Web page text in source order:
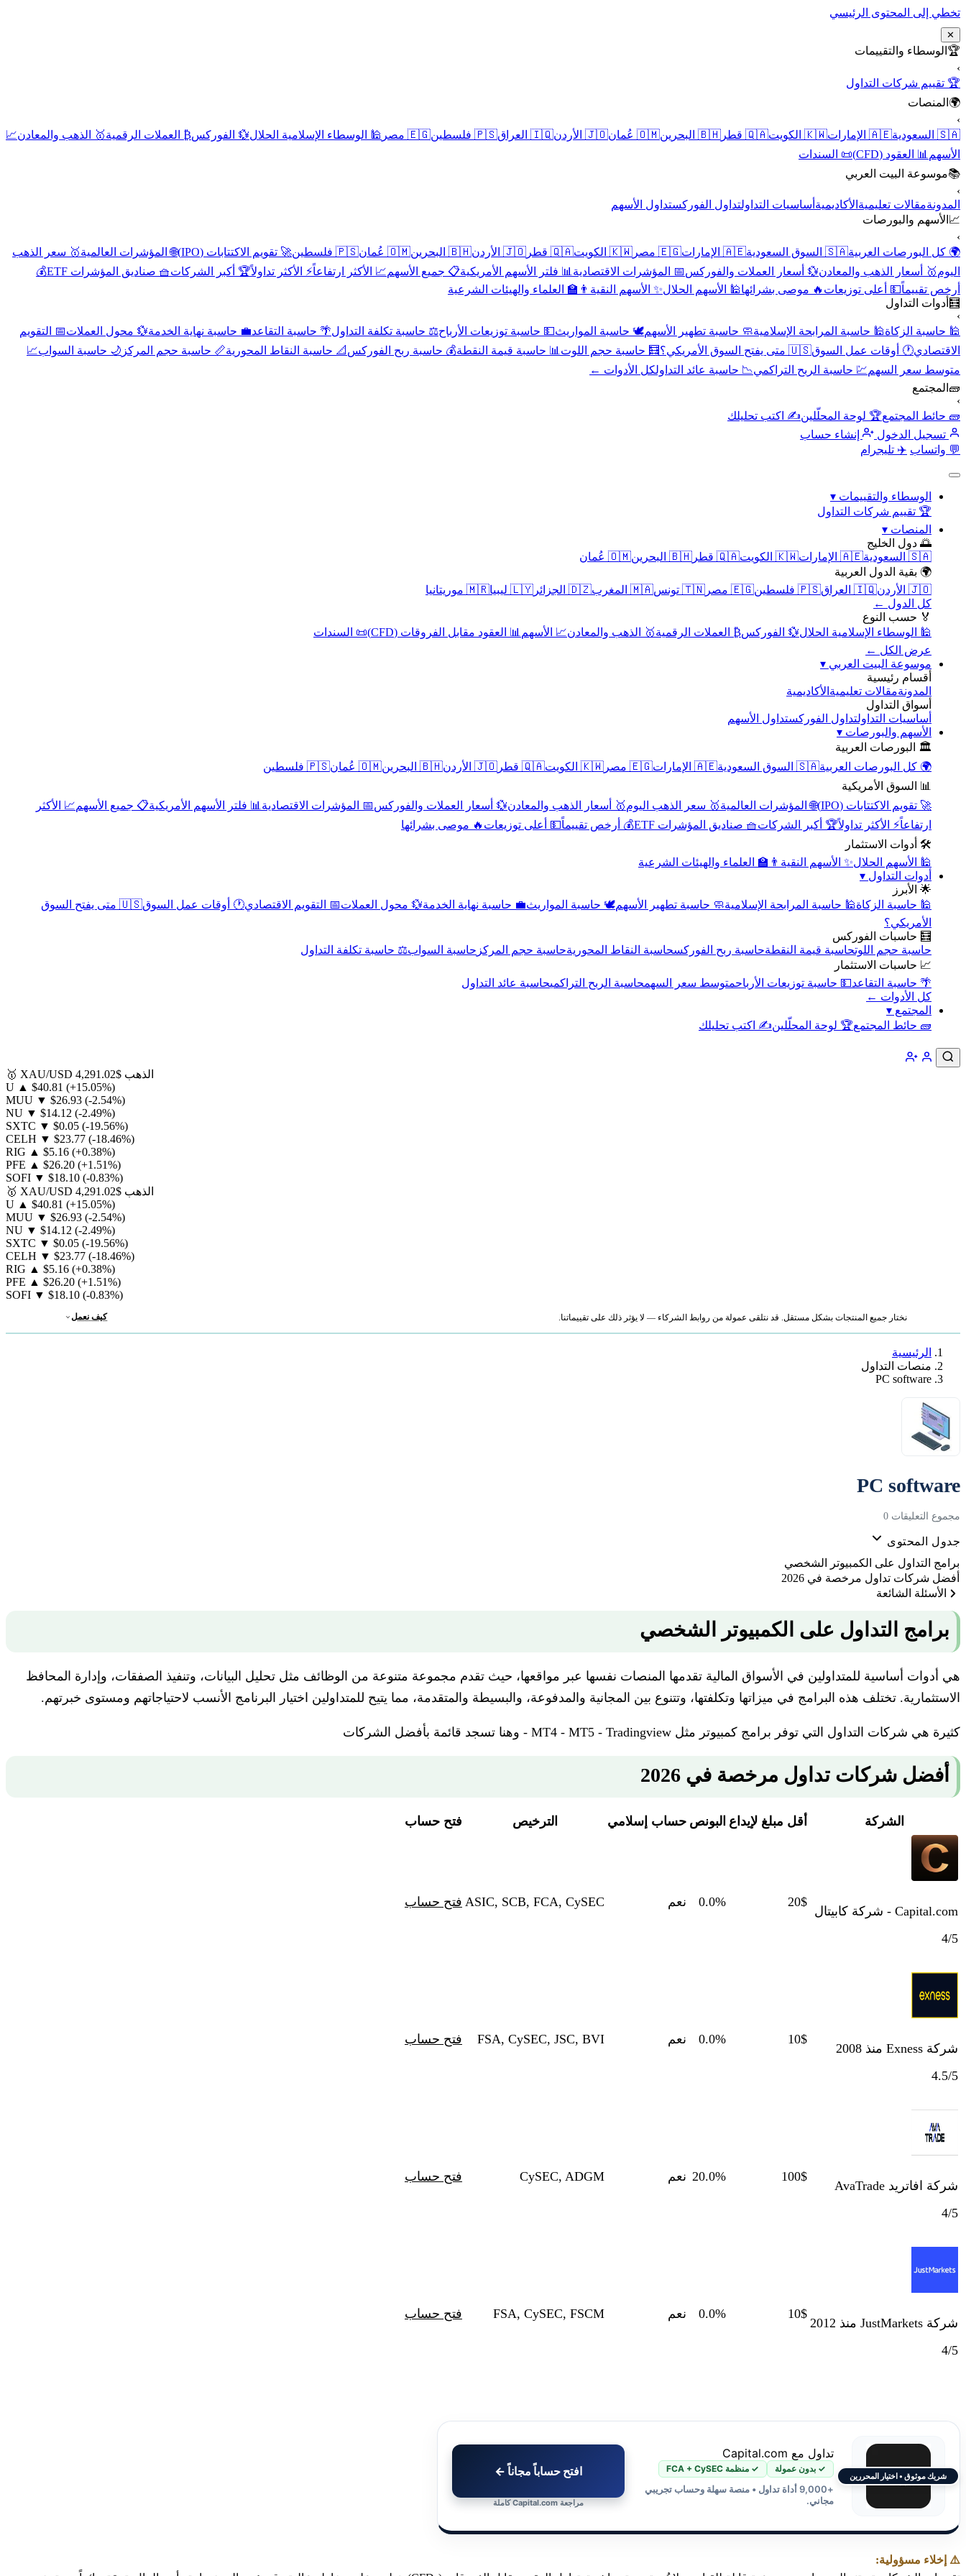
تخطي إلى المحتوى الرئيسي
✕
🏆 الوسطاء والتقييمات
›
🏆 تقييم شركات التداول
🌍 المنصات
›
🇸🇦 السعودية
🇦🇪 الإمارات 🇰🇼 الكويت 🇶🇦 قطر 🇧🇭 البحرين 🇴🇲 عُمان 🇯🇴 الأردن 🇮🇶 العراق 🇵🇸 فلسطين 🇪🇬 مصر 🕌 الوسطاء الإسلامية الحلال💱 الفوركس₿ العملات الرقمية🥇 الذهب والمعادن📈
الأسهم 📊 العقود (CFD)
📜 السندات
📚موسوعة البيت العربي
›
المدونةمقالات تعليمية الأكاديمية أساسيات التداولتداول الفوركستداول الأسهم
📈 الأسهم والبورصات
›
🌍 كل البورصات العربية🇸🇦 السوق السعودية 🇦🇪 الإمارات 🇪🇬 مصر 🇰🇼 الكويت 🇶🇦 قطر 🇯🇴 الأردن 🇧🇭 البحرين 🇴🇲 عُمان 🇵🇸 فلسطين 🚀 تقويم الاكتتابات (IPO) 🌐 المؤشرات العالمية🥇 سعر الذهب
اليوم🥇 أسعار الذهب والمعادن💱 أسعار العملات والفوركس📅 المؤشرات الاقتصادية 📊 فلتر الأسهم الأمريكية📋 جميع الأسهم📈 الأكثر ارتفاعاً⚡ الأكثر تداولاً🏆 أكبر الشركات🧺 صناديق المؤشرات ETF
💰
أرخص تقييماً💵 أعلى توزيعات 🔥 موصى بشرائها🕌 الأسهم الحلال✨ الأسهم النقية 👨‍🏫 العلماء والهيئات الشرعية
🧮 أدوات التداول
›
🕌 حاسبة الزكاة🕌 حاسبة المرابحة الإسلامية🧼 حاسبة تطهير الأسهم🕊️ حاسبة المواريث💵 حاسبة توزيعات الأرباح⚖️ حاسبة تكلفة التداول🌴 حاسبة التقاعد💼 حاسبة نهاية الخدمة💱 محول العملات📅 التقويم
الاقتصادي🕐 أوقات عمل السوق🇺🇸 متى يفتح السوق الأمريكي؟ 🧮 حاسبة حجم اللوت 📊 حاسبة قيمة النقطة💰 حاسبة ربح الفوركس 📐 حاسبة النقاط المحورية📏 حاسبة حجم المركز 🌙 حاسبة السواب📈
متوسط سعر السهم💹 حاسبة الربح التراكمي📉 حاسبة عائد التداولكل الأدوات ←
🧱 المجتمع
›
🧱 حائط المجتمع🏆 لوحة المحلّلين✍️ اكتب تحليلك
تسجيل الدخول
إنشاء حساب
💬 واتساب ✈️ تليجرام
الوسطاء والتقييمات ▾
🏆 تقييم شركات التداول
المنصات ▾
🌅 دول الخليج
🇸🇦 السعودية
🇦🇪 الإمارات 🇰🇼 الكويت 🇶🇦 قطر 🇧🇭 البحرين
🇴🇲 عُمان
🌍 بقية الدول العربية
🇯🇴 الأردن
🇮🇶 العراق 🇵🇸 فلسطين 🇪🇬 مصر 🇹🇳 تونس 🇲🇦 المغرب 🇩🇿 الجزائر 🇱🇾 ليبيا
🇲🇷 موريتانيا
كل الدول ←
🏅 حسب النوع
🕌 الوسطاء الإسلامية الحلال💱 الفوركس₿ العملات الرقمية🥇 الذهب والمعادن📈 الأسهم 📊 العقود مقابل الفروقات (CFD)
📜 السندات
عرض الكل ←
موسوعة البيت العربي ▾
أقسام رئيسية
المدونةمقالات تعليمية الأكاديمية
أسواق التداول
أساسيات التداولتداول الفوركستداول الأسهم
الأسهم والبورصات ▾
🏛️ البورصات العربية
🌍 كل البورصات العربية🇸🇦 السوق السعودية 🇦🇪 الإمارات 🇪🇬 مصر 🇰🇼 الكويت 🇶🇦 قطر 🇯🇴 الأردن 🇧🇭 البحرين 🇴🇲 عُمان
🇵🇸 فلسطين
📊 السوق الأمريكية
🚀 تقويم الاكتتابات (IPO)
🌐 المؤشرات العالمية🥇 سعر الذهب اليوم🥇 أسعار الذهب والمعادن💱 أسعار العملات والفوركس📅 المؤشرات الاقتصادية 📊 فلتر الأسهم الأمريكية📋 جميع الأسهم📈 الأكثر
ارتفاعاً⚡ الأكثر تداولاً🏆 أكبر الشركات🧺 صناديق المؤشرات ETF 💰 أرخص تقييماً💵 أعلى توزيعات 🔥 موصى بشرائها
🛠️ أدوات الاستثمار
🕌 الأسهم الحلال✨ الأسهم النقية 👨‍🏫 العلماء والهيئات الشرعية
أدوات التداول ▾
🌟 الأبرز
🕌 حاسبة الزكاة🕌 حاسبة المرابحة الإسلامية🧼 حاسبة تطهير الأسهم🕊️ حاسبة المواريث💼 حاسبة نهاية الخدمة💱 محول العملات📅 التقويم الاقتصادي🕐 أوقات عمل السوق
🇺🇸 متى يفتح السوق
الأمريكي؟
🧮 حاسبات الفوركس
حاسبة حجم اللوتحاسبة قيمة النقطةحاسبة ربح الفوركسحاسبة النقاط المحوريةحاسبة حجم المركز حاسبة السواب⚖️ حاسبة تكلفة التداول
📈 حاسبات الاستثمار
🌴 حاسبة التقاعد💵 حاسبة توزيعات الأرباحمتوسط سعر السهمحاسبة الربح التراكميحاسبة عائد التداول
كل الأدوات ←
المجتمع ▾
🧱 حائط المجتمع🏆 لوحة المحلّلين✍️ اكتب تحليلك
🥇 XAU/USD الذهب $4,291.02
U ▲ $40.81 (+15.05%)
MUU ▼ $26.93 (-2.54%)
NU ▼ $14.12 (-2.49%)
SXTC ▼ $0.05 (-19.56%)
CELH ▼ $23.77 (-18.46%)
RIG ▲ $5.16 (+0.38%)
PFE ▲ $26.20 (+1.51%)
SOFI ▼ $18.10 (-0.83%)
🥇 XAU/USD الذهب $4,291.02
U ▲ $40.81 (+15.05%)
MUU ▼ $26.93 (-2.54%)
NU ▼ $14.12 (-2.49%)
SXTC ▼ $0.05 (-19.56%)
CELH ▼ $23.77 (-18.46%)
RIG ▲ $5.16 (+0.38%)
PFE ▲ $26.20 (+1.51%)
SOFI ▼ $18.10 (-0.83%)
نختار جميع المنتجات بشكل مستقل. قد نتلقى عمولة من روابط الشركاء — لا يؤثر ذلك على تقييماتنا. كيف نعمل
الرئيسية
منصات التداول
PC software
PC software
مجموع التعليقات 0
جدول المحتوى
برامج التداول على الكمبيوتر الشخصي
أفضل شركات تداول مرخصة في 2026
الأسئلة الشائعة
برامج التداول على الكمبيوتر الشخصي
هي أدوات أساسية للمتداولين في الأسواق المالية تقدمها المنصات نفسها عبر مواقعها، حيث تقدم مجموعة متنوعة من الوظائف مثل تحليل البيانات، وتنفيذ الصفقات، وإدارة المحافظ
الاستثمارية. تختلف هذه البرامج في ميزاتها وتكلفتها، وتتنوع بين المجانية والمدفوعة، والبسيطة والمتقدمة، مما يتيح للمتداولين اختيار البرنامج الأنسب لاحتياجاتهم ومستوى خبرتهم.
كثيرة هي شركات التداول التي توفر برامج كمبيوتر مثل MT4 - MT5 - Tradingview - وهنا تسجد قائمة بأفضل الشركات
أفضل شركات تداول مرخصة في 2026
الشركة أقل مبلغ لإيداع البونص حساب إسلامي الترخيص فتح حساب
Capital.com - شركة كابيتال
4/5
20$
0.0% نعم ASIC, SCB, FCA, CySEC فتح حساب
شركة Exness منذ 2008
4.5/5
10$
0.0% نعم FSA, CySEC, JSC, BVI فتح حساب
شركة افاتريد AvaTrade
4/5
100$
20.0% نعم CySEC, ADGM فتح حساب
شركة JustMarkets منذ 2012
4/5
10$
0.0% نعم FSA, CySEC, FSCM فتح حساب
شريك موثوق • اختيار المحررين
تداول مع Capital.com
✓ بدون عمولة ✓ منظمة FCA + CySEC
+9,000 أداة تداول • منصة سهلة وحساب تجريبي
مجاني.
افتح حساباً مجاناً ←
مراجعة Capital.com كاملة
⚠️ إخلاء مسؤولية: